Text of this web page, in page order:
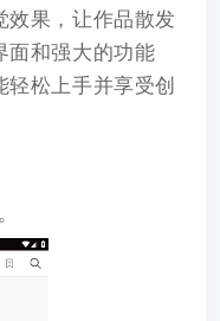
效果，让作品散发
面和强大的功能
松上手并享受创